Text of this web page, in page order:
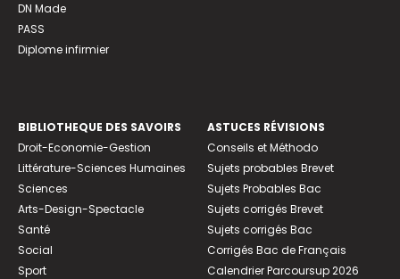
DN Made
PASS
Diplome infirmier
BIBLIOTHEQUE DES SAVOIRS
Droit-Economie-Gestion
Littérature-Sciences Humaines
Sciences
Arts-Design-Spectacle
Santé
Social
Sport
ASTUCES RÉVISIONS
Conseils et Méthodo
Sujets probables Brevet
Sujets Probables Bac
Sujets corrigés Brevet
Sujets corrigés Bac
Corrigés Bac de Français
Calendrier Parcoursup 2026